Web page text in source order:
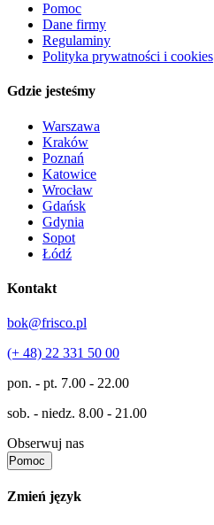
Pomoc
Dane firmy
Regulaminy
Polityka prywatności i cookies
Gdzie jesteśmy
Warszawa
Kraków
Poznań
Katowice
Wrocław
Gdańsk
Gdynia
Sopot
Łódź
Kontakt
bok@frisco.pl
(+ 48) 22 331 50 00
pon. - pt. 7.00 - 22.00
sob. - niedz. 8.00 - 21.00
Obserwuj nas
Pomoc
Zmień język